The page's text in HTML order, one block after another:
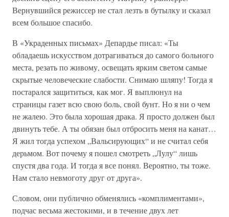
Вернувшийся режиссер не стал лезть в бутылку и сказал
всем большое спасибо.
В «Украденных письмах» Депардье писал: «Ты
обладаешь искусством дотрагиваться до самого больного
места, резать по живому, освещать ярким светом самые
скрытые человеческие слабости. Снимаю шляпу! Тогда я
постарался защититься, как мог. Я выплюнул на
страницы газет всю свою боль, свой бунт. Но я ни о чем
не жалею. Это была хорошая драка. Я просто должен был
двинуть тебе. А ты обязан был отбросить меня на канат…
Я жил тогда успехом „Вальсирующих“ и не считал себя
дерьмом. Вот почему я пошел смотреть „Лулу“ лишь
спустя два года. И тогда я все понял. Вероятно, ты тоже.
Нам стало невмоготу друг от друга».
Словом, они публично обменялись «комплиментами»,
подчас весьма жестокими, и в течение двух лет